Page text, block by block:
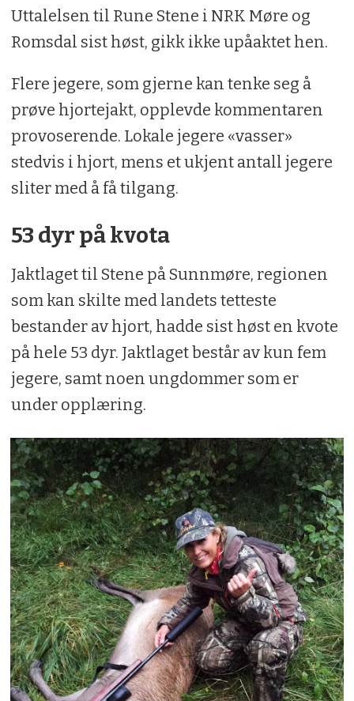
Uttalelsen til Rune Stene i NRK Møre og
Romsdal sist høst, gikk ikke upåaktet hen.
Flere jegere, som gjerne kan tenke seg å
prøve hjortejakt, opplevde kommentaren
provoserende. Lokale jegere «vasser»
stedvis i hjort, mens et ukjent antall jegere
sliter med å få tilgang.
53 dyr på kvota
Jaktlaget til Stene på Sunnmøre, regionen
som kan skilte med landets tetteste
bestander av hjort, hadde sist høst en kvote
på hele 53 dyr. Jaktlaget består av kun fem
jegere, samt noen ungdommer som er
under opplæring.